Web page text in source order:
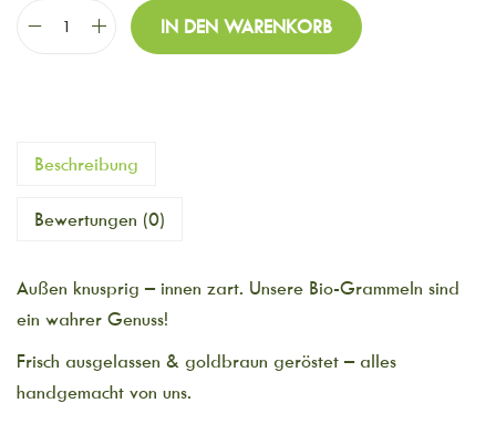
IN DEN WARENKORB
Beschreibung
Bewertungen (0)
Außen knusprig – innen zart. Unsere Bio-Grammeln sind
ein wahrer Genuss!
Frisch ausgelassen & goldbraun geröstet – alles
handgemacht von uns.